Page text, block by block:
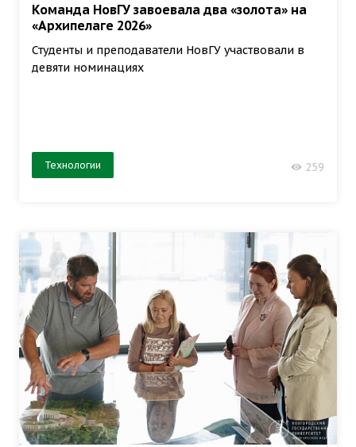
Команда НовГУ завоевала два «золота» на
«Архипелаге 2026»
Студенты и преподаватели НовГУ участвовали в
девяти номинациях
Технологии 259